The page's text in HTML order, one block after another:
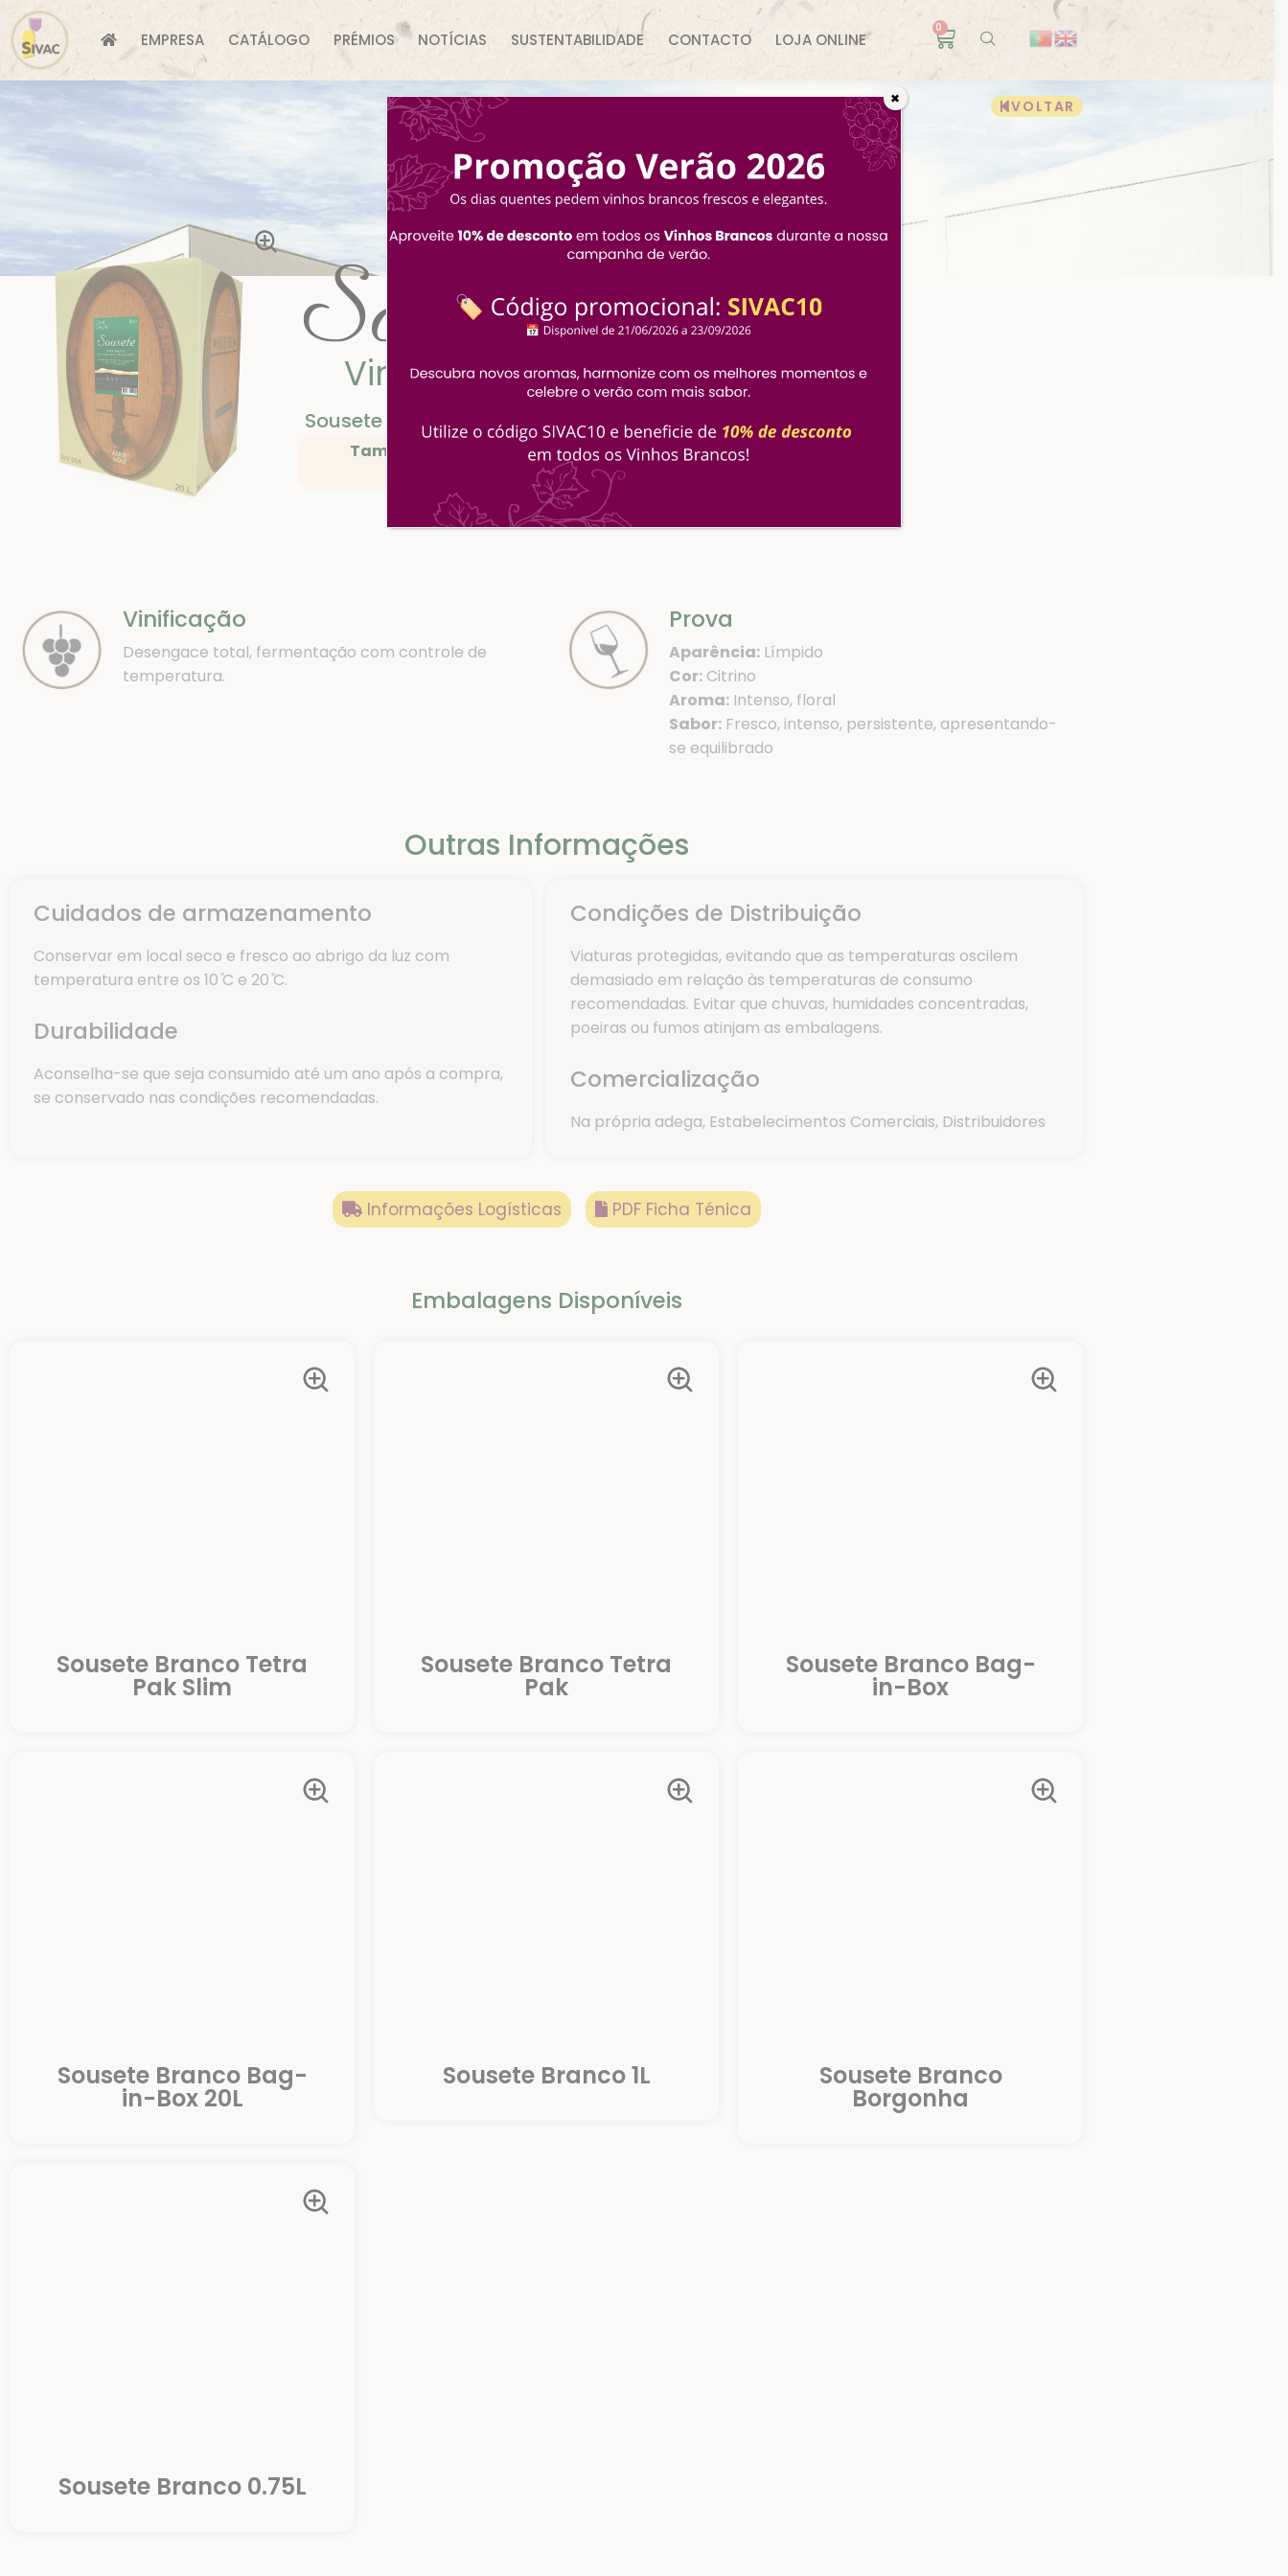
EMPRESA CATÁLOGO PRÉMIOS NOTÍCIAS SUSTENTABILIDADE CONTACTO LOJA ONLINE
0
VOLTAR
Vinho Branco
Sousete Branco Bag-in-Box 20L
Também Disponível:
Tinto,
Vinificação
Desengace total, fermentação com controle de
temperatura.
Prova
Aparência:Límpido
Cor:Citrino
Aroma:Intenso, floral
Sabor:Fresco, intenso, persistente, apresentando-
se equilibrado
Outras Informações
Cuidados de armazenamento
Conservar em local seco e fresco ao abrigo da luz com
temperatura entre os 10 ̊C e 20 ̊C.
Durabilidade
Aconselha-se que seja consumido até um ano após a compra,
se conservado nas condições recomendadas.
Condições de Distribuição
Viaturas protegidas, evitando que as temperaturas oscilem
demasiado em relação às temperaturas de consumo
recomendadas. Evitar que chuvas, humidades concentradas,
poeiras ou fumos atinjam as embalagens.
Comercialização
Na própria adega, Estabelecimentos Comerciais, Distribuidores
Informações Logísticas PDF Ficha Ténica
Embalagens Disponíveis
Sousete Branco Tetra
Pak Slim
Sousete Branco Tetra
Pak
Sousete Branco Bag-
in-Box
Sousete Branco Bag-
in-Box 20L
Sousete Branco 1L Sousete Branco
Borgonha
Sousete Branco 0.75L
✖